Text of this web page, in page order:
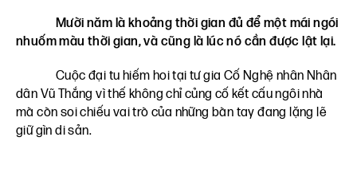
Mười năm là khoảng thời gian đủ để một mái ngói
nhuốm màu thời gian, và cũng là lúc nó cần được lật lại.
Cuộc đại tu hiếm hoi tại tư gia Cố Nghệ nhân Nhân
dân Vũ Thắng vì thế không chỉ củng cố kết cấu ngôi nhà
mà còn soi chiếu vai trò của những bàn tay đang lặng lẽ
giữ gìn di sản.